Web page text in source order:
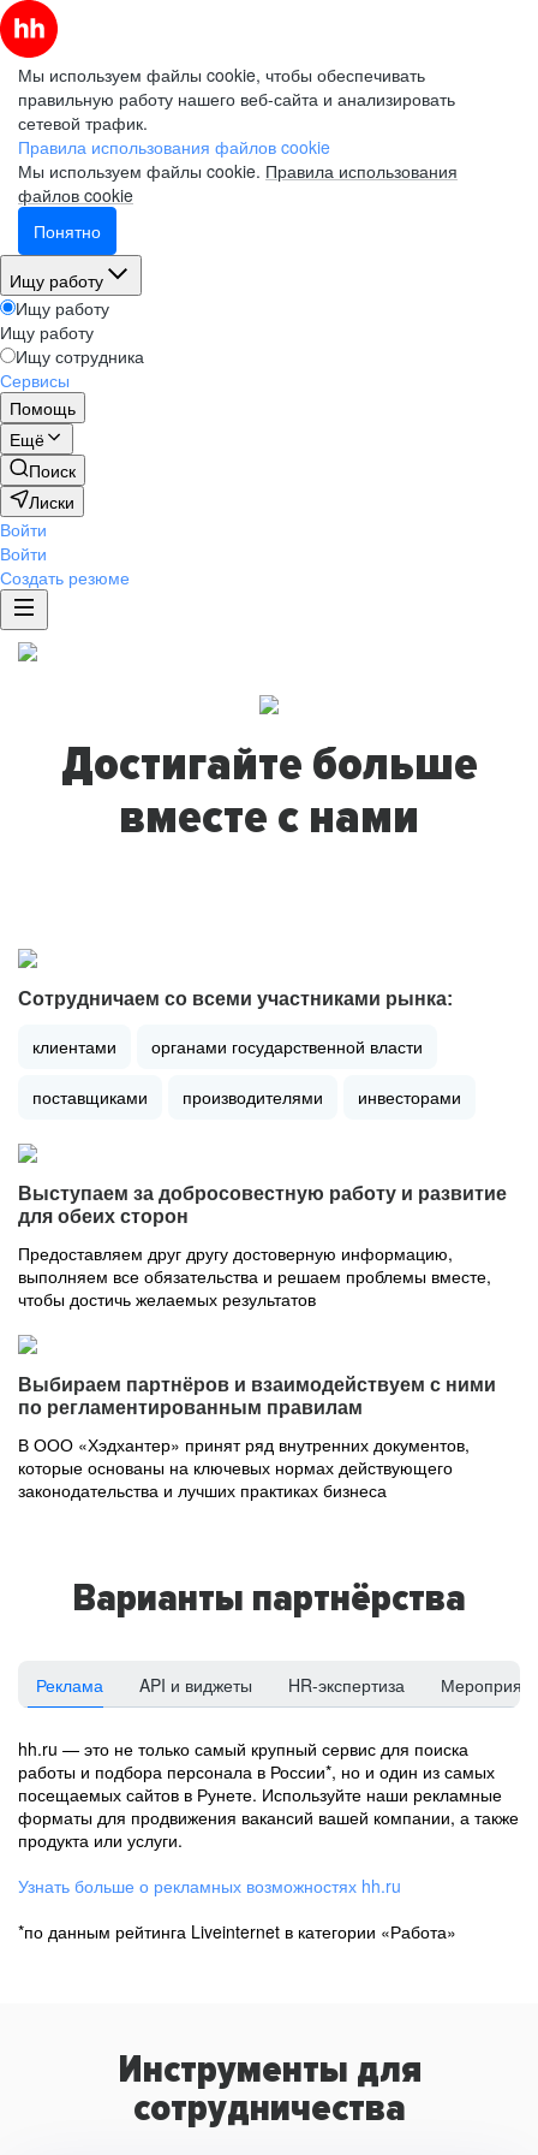
Мы используем файлы cookie, чтобы обеспечивать
правильную работу нашего веб-сайта и анализировать
сетевой трафик.
Правила использования файлов cookie
Мы используем файлы cookie. Правила использования
файлов cookie
Понятно
Ищу работу
Ищу работу
Ищу работу
Ищу сотрудника
Сервисы
Помощь
Ещё
Поиск
Лиски
Войти
Войти
Создать резюме
Достигайте больше
вместе с нами
Сотрудничаем со всеми участниками рынка:
клиентами органами государственной власти
поставщиками производителями инвесторами
Выступаем за добросовестную работу и развитие
для обеих сторон
Предоставляем друг другу достоверную информацию,
выполняем все обязательства и решаем проблемы вместе,
чтобы достичь желаемых результатов
Выбираем партнёров и взаимодействуем с ними
по регламентированным правилам
В ООО «Хэдхантер» принят ряд внутренних документов,
которые основаны на ключевых нормах действующего
законодательства и лучших практиках бизнеса
Варианты партнёрства
Реклама API и виджеты HR-экспертиза
hh.ru — это не только самый крупный сервис для поиска
работы и подбора персонала в России*, но и один из самых
посещаемых сайтов в Рунете. Используйте наши рекламные
форматы для продвижения вакансий вашей компании, а также
продукта или услуги.
Узнать больше о рекламных возможностях hh.ru
*по данным рейтинга Liveinternet в категории «Работа»
Инструменты для
сотрудничества